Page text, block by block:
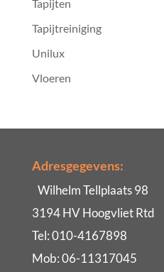
Tapijten
Tapijtreiniging
Unilux
Vloeren
Adresgegevens:
Wilhelm Tellplaats 98
3194 HV Hoogvliet Rtd
Tel: 010-4167898
Mob: 06-11317045